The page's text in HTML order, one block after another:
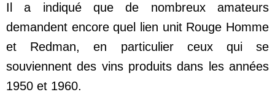
Il a indiqué que de nombreux amateurs
demandent encore quel lien unit Rouge Homme
et Redman, en particulier ceux qui se
souviennent des vins produits dans les années
1950 et 1960.